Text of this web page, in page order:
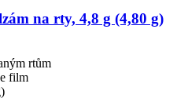
na rty, 4,8 g (4,80 g)
rtům
film